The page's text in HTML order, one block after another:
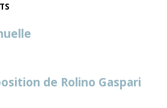
de Rolino Gaspari